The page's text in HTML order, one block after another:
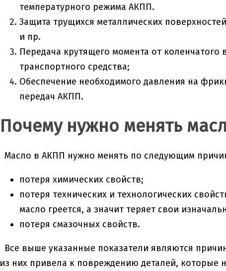
температурного режима АКПП.
Защита трущихся металлических
и пр.
Передача крутящего момента от коленчатого
транспортного средства;
Обеспечение необходимого давления на
передач АКПП.
Почему нужно менять
Масло в АКПП нужно менять по следующим
потеря химических свойств;
потеря технических и технологических
масло греется, а значит теряет свои
потеря смазочных свойств.
Все выше указанные показатели являются
из них привела к повреждению деталей, которые